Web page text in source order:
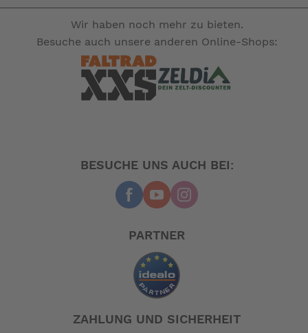
Wir haben noch mehr zu bieten.
Besuche auch unsere anderen Online-Shops:
BESUCHE UNS AUCH BEI:
PARTNER
ZAHLUNG UND SICHERHEIT